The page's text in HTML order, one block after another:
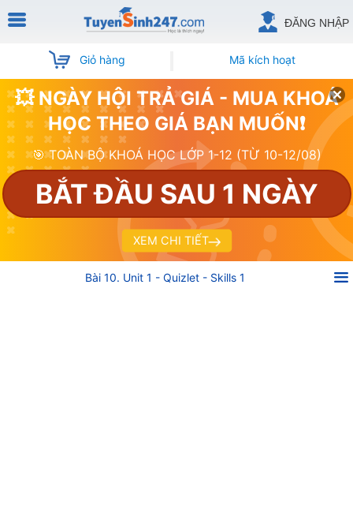
ĐĂNG NHẬP
Giỏ hàng Mã kích hoạt
💥 NGÀY HỘI TRẢ GIÁ - MUA KHOÁ
HỌC THEO GIÁ BẠN MUỐN❗
🎯 TOÀN BỘ KHOÁ HỌC LỚP 1-12 (TỪ 10-12/08)
BẮT ĐẦU SAU 1 NGÀY
XEM CHI TIẾT
Bài 10. Unit 1 - Quizlet - Skills 1